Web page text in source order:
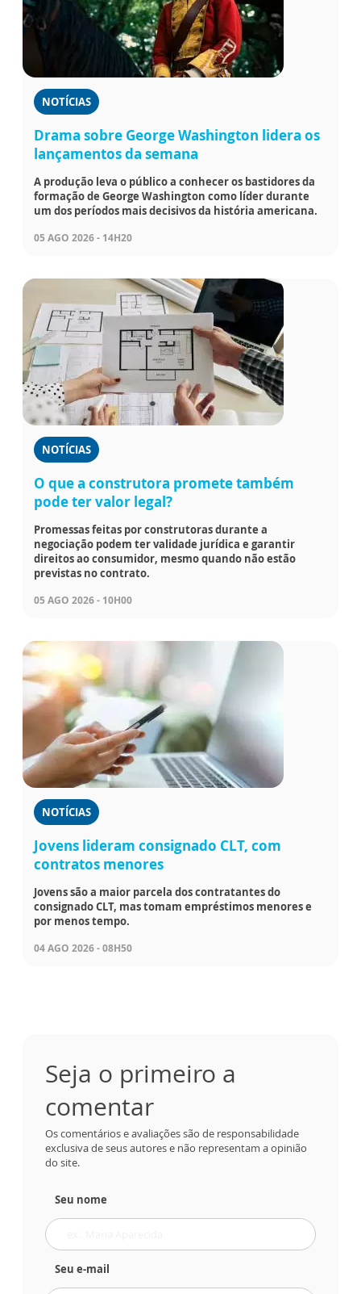
NOTÍCIAS
Drama sobre George Washington lidera os
lançamentos da semana
A produção leva o público a conhecer os bastidores da
formação de George Washington como líder durante
um dos períodos mais decisivos da história americana.
05 AGO 2026 - 14H20
NOTÍCIAS
O que a construtora promete também
pode ter valor legal?
Promessas feitas por construtoras durante a
negociação podem ter validade jurídica e garantir
direitos ao consumidor, mesmo quando não estão
previstas no contrato.
05 AGO 2026 - 10H00
NOTÍCIAS
Jovens lideram consignado CLT, com
contratos menores
Jovens são a maior parcela dos contratantes do
consignado CLT, mas tomam empréstimos menores e
por menos tempo.
04 AGO 2026 - 08H50
Seja o primeiro a
comentar
Os comentários e avaliações são de responsabilidade
exclusiva de seus autores e não representam a opinião
do site.
Seu nome
Seu e-mail